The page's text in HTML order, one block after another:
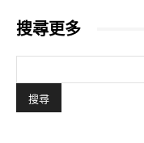
搜尋更多